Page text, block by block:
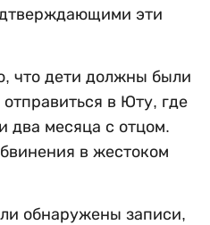
эти
что дети должны были
в Юту, где
два месяца с отцом.
в жестоком
обнаружены записи,